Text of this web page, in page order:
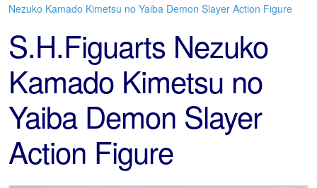
Nezuko Kamado Kimetsu no Yaiba Demon Slayer Action Figure
S.H.Figuarts Nezuko
Kamado Kimetsu no
Yaiba Demon Slayer
Action Figure